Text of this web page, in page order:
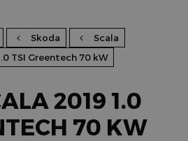
Skoda
Scala
TSI Greentech 70 kW
2019 1.0
70 KW